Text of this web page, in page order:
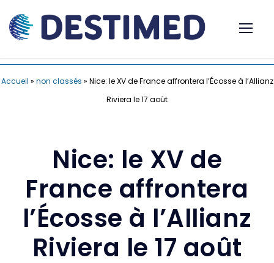
Accueil » non classés » Nice: le XV de France affrontera l’Écosse à l’Allianz
Riviera le 17 août
Nice: le XV de
France affrontera
l’Écosse à l’Allianz
Riviera le 17 août